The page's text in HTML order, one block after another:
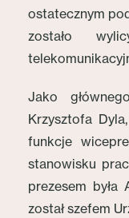
ostatecznym
zostało
Jako
Krzysztofa
funkcje
stanowisku
prezesem była
został szefem